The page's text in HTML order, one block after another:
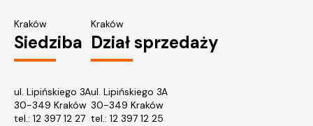
Kraków
Siedziba
ul. Lipińskiego 3A
30-349 Kraków
tel.: 12 397 12 27
Kraków
Dział sprzedaży
ul. Lipińskiego 3A
30-349 Kraków
tel.: 12 397 12 25